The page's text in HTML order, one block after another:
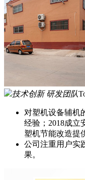
技术创新 研发团队
对塑机设备辅机
经验；2018成立
塑机节能改造提
公司注重用户实
果。